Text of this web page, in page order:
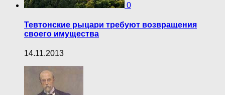
0
Тевтонские рыцари требуют возвращения
своего имущества
14.11.2013